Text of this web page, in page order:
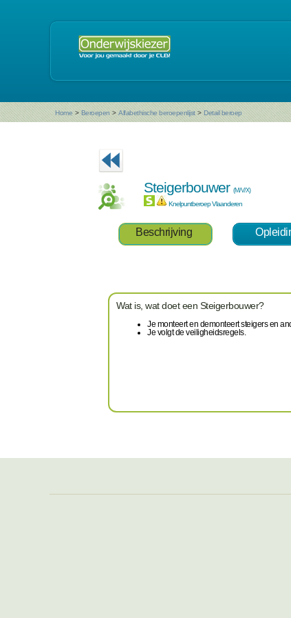
Home > Beroepen > Alfabethische beroepenlijst > Detail beroep
Steigerbouwer (M/V/X)
Knelpuntberoep Vlaanderen
Beschrijving
Wat is, wat doet een Steigerbouwer?
Je monteert en demonteert steigers en
Je volgt de veiligheidsregels.